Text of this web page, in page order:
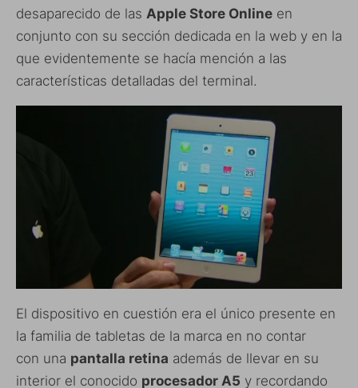
desaparecido de las Apple Store Online en
conjunto con su sección dedicada en la web y en la
que evidentemente se hacía mención a las
características detalladas del terminal.
El dispositivo en cuestión era el único presente en
la familia de tabletas de la marca en no contar
con una pantalla retina además de llevar en su
interior el conocido procesador A5 y recordando